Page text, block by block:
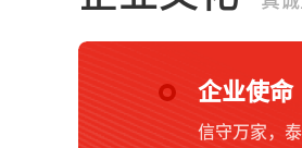
企业使命
信守万家，